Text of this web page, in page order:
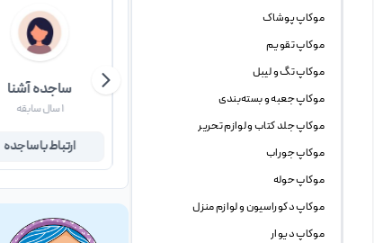
موکاپ پوشاک
موکاپ تقویم
موکاپ تگ و لیبل
موکاپ جعبه و بسته‌بندی
موکاپ جلد کتاب و لوازم تحریر
موکاپ جوراب
موکاپ حوله
موکاپ دکوراسیون و لوازم منزل
موکاپ دیوار
ساجده آشنا
۱ سال سابقه
ارتباط با ساجده